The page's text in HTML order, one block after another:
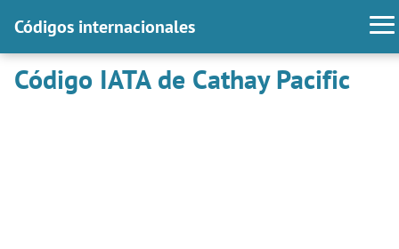
Códigos internacionales
Código IATA de Cathay Pacific